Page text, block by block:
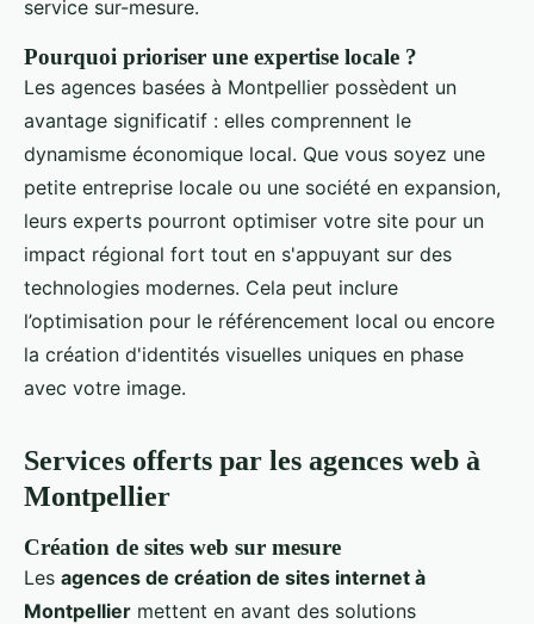
service sur-mesure.
Pourquoi prioriser une expertise locale ?
Les agences basées à Montpellier possèdent un
avantage significatif : elles comprennent le
dynamisme économique local. Que vous soyez une
petite entreprise locale ou une société en expansion,
leurs experts pourront optimiser votre site pour un
impact régional fort tout en s'appuyant sur des
technologies modernes. Cela peut inclure
l’optimisation pour le référencement local ou encore
la création d'identités visuelles uniques en phase
avec votre image.
Services offerts par les agences web à
Montpellier
Création de sites web sur mesure
Les agences de création de sites internet à
Montpellier mettent en avant des solutions